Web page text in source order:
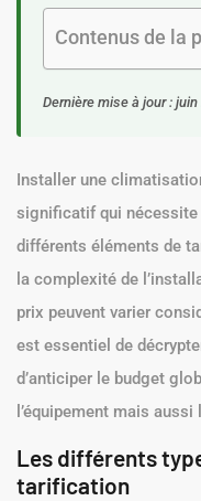
Contenus de la
Dernière mise à jour : juin
Installer une
significatif qui nécessite
différents éléments de
la complexité de
prix peuvent varier
est essentiel de
d’anticiper le budget
l’équipement mais
Les différents
tarification